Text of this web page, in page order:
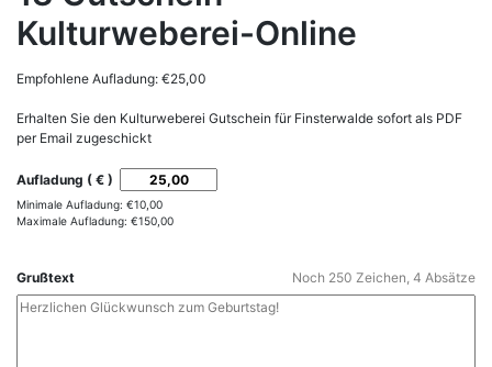
Kulturweberei-Online
Empfohlene Aufladung: €25,00
Erhalten Sie den Kulturweberei Gutschein für Finsterwalde sofort als PDF
per Email zugeschickt
Aufladung ( € )
Minimale Aufladung: €10,00
Maximale Aufladung: €150,00
Grußtext Noch 250 Zeichen, 4 Absätze